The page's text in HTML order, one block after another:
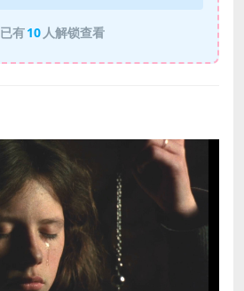
已有10 人解锁查看